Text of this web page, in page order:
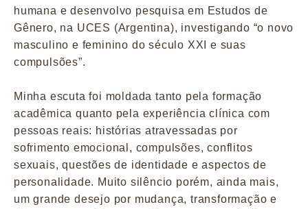
humana e desenvolvo pesquisa em Estudos de
Gênero, na UCES (Argentina), investigando “o novo
masculino e feminino do século XXI e suas
compulsões”.
Minha escuta foi moldada tanto pela formação
acadêmica quanto pela experiência clínica com
pessoas reais: histórias atravessadas por
sofrimento emocional, compulsões, conflitos
sexuais, questões de identidade e aspectos de
personalidade. Muito silêncio porém, ainda mais,
um grande desejo por mudança, transformação e